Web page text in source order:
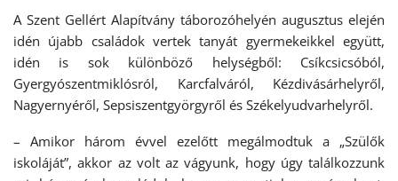
A Szent Gellért Alapítvány táborozóhelyén augusztus elején
idén újabb családok vertek tanyát gyermekeikkel együtt,
idén is sok különböző helységből: Csíkcsicsóból,
Gyergyószentmiklósról, Karcfalváról, Kézdivásárhelyről,
Nagyernyéről, Sepsiszentgyörgyről és Székelyudvarhelyről.
– Amikor három évvel ezelőtt megálmodtuk a „Szülők
iskoláját”, akkor az volt az vágyunk, hogy úgy találkozzunk